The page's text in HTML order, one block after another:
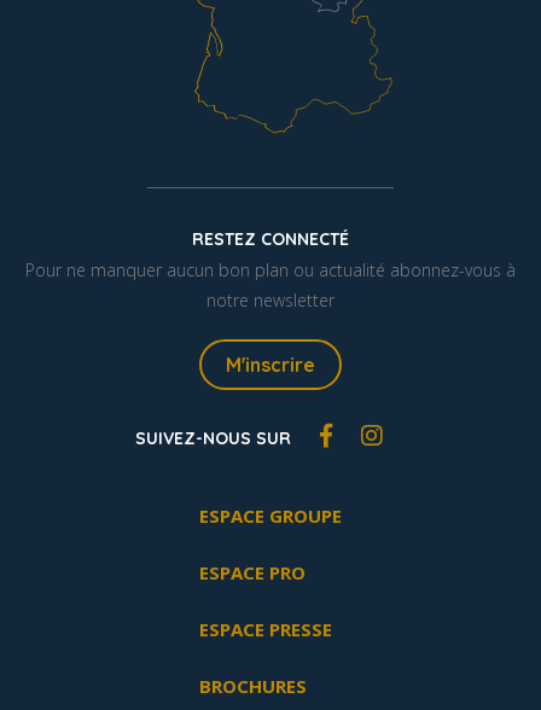
RESTEZ CONNECTÉ
Pour ne manquer aucun bon plan ou actualité abonnez-vous à
notre newsletter
M'inscrire
SUIVEZ-NOUS SUR
ESPACE GROUPE
ESPACE PRO
ESPACE PRESSE
BROCHURES